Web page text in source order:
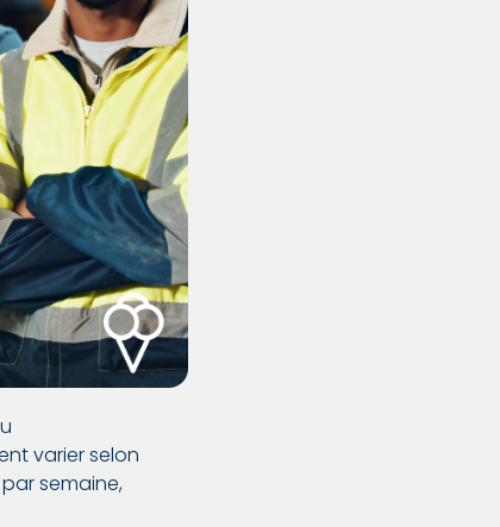
varier selon
semaine,